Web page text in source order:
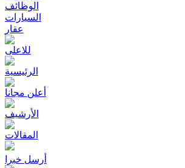
الوظائف
السيارات
عقار
للاعلى
الرئيسية
أعلن مجانا
الأرشيف
المقالات
أرسل خبرا